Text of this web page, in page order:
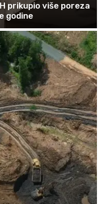
prikupio više poreza
godine